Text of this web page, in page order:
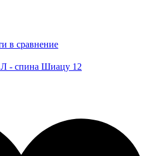
в сравнение
- спина Шиацу 12